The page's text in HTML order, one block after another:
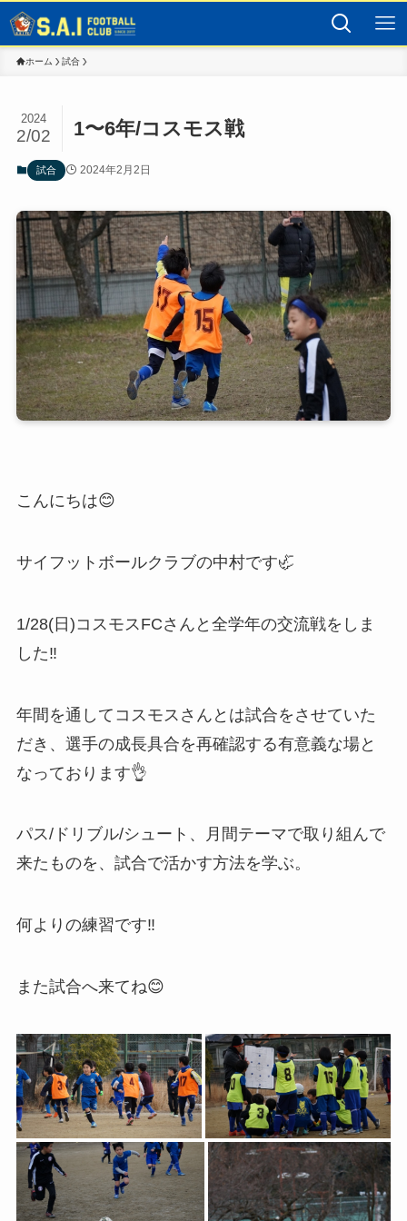
ホーム 試合
1〜6年/コスモス戦
2024
2/02
試合 2024年2月2日
こんにちは😊
サイフットボールクラブの中村です🦏
1/28(日)コスモスFCさんと全学年の交流戦をしま
した‼️
年間を通してコスモスさんとは試合をさせていた
だき、選手の成長具合を再確認する有意義な場と
なっております👌
パス/ドリブル/シュート、月間テーマで取り組んで
来たものを、試合で活かす方法を学ぶ。
何よりの練習です‼️
また試合へ来てね😊